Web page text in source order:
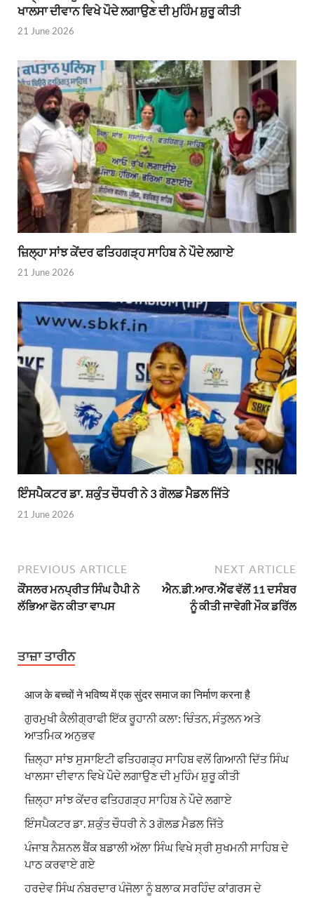
ਖਾਲਸਾ ਦੀਵਾਨ ਵਿਖੇ ਪੌਦੇ ਲਗਾਉਣ ਦੀ ਮੁਹਿੰਮ ਸ਼ੁਰੂ ਕੀਤੀ
21 June 2026
ਜ਼ਿਲ੍ਹਾ ਸਾਂਝ ਕੇਂਦਰ ਫਤਿਹਗੜ੍ਹ ਸਾਹਿਬ ਨੇ ਪੌਦੇ ਲਗਾਏ
21 June 2026
ਇੰਸਪੈਕਟਰ ਡਾ. ਸ਼ਕੁੰਤ ਚੌਧਰੀ ਨੇ 3 ਗੋਲਡ ਮੈਡਲ ਜਿੱਤੇ
21 June 2026
PREVIOUS ARTICLE
ਕੌਂਸਲਰ ਮਨਪ੍ਰੀਤ ਸਿੰਘ ਹੈਪੀ ਨੇ
ਲੱਭਿਆ ਫੋਨ ਕੀਤਾ ਵਾਪਸ
NEXT ARTICLE
ਐਨ.ਡੀ.ਆਰ.ਐੱਫ ਵੱਲੋਂ 11 ਦਸੰਬਰ
ਨੂੰ ਕੀਤੀ ਜਾਵੇਗੀ ਮੌਕ ਡਰਿੱਲ
ਤਾਜ਼ਾ ਤਾਰੀਨ
आज के बच्चों ने भविष्य में एक सुंदर समाज का निर्माण करना है
ਗੁਰਮੁਖੀ ਕੈਲੀਗ੍ਰਾਫੀ ਇੱਕ ਰੂਹਾਨੀ ਕਲਾ: ਚਿੰਤਨ, ਸੰਤੁਲਨ ਅਤੇ
ਆਤਮਿਕ ਅਨੁਭਵ
ਜ਼ਿਲ੍ਹਾ ਸਾਂਝ ਸੁਸਾਇਟੀ ਫਤਿਹਗੜ੍ਹ ਸਾਹਿਬ ਵਲੋਂ ਗਿਆਨੀ ਦਿੱਤ ਸਿੰਘ
ਖਾਲਸਾ ਦੀਵਾਨ ਵਿਖੇ ਪੌਦੇ ਲਗਾਉਣ ਦੀ ਮੁਹਿੰਮ ਸ਼ੁਰੂ ਕੀਤੀ
ਜ਼ਿਲ੍ਹਾ ਸਾਂਝ ਕੇਂਦਰ ਫਤਿਹਗੜ੍ਹ ਸਾਹਿਬ ਨੇ ਪੌਦੇ ਲਗਾਏ
ਇੰਸਪੈਕਟਰ ਡਾ. ਸ਼ਕੁੰਤ ਚੌਧਰੀ ਨੇ 3 ਗੋਲਡ ਮੈਡਲ ਜਿੱਤੇ
ਪੰਜਾਬ ਨੈਸ਼ਨਲ ਬੈਂਕ ਬਡਾਲੀ ਅੱਲਾ ਸਿੰਘ ਵਿਖੇ ਸ੍ਰੀ ਸੁਖਮਨੀ ਸਾਹਿਬ ਦੇ
ਪਾਠ ਕਰਵਾਏ ਗਏ
ਹਰਦੇਵ ਸਿੰਘ ਨੰਬਰਦਾਰ ਪੰਜੋਲਾ ਨੂੰ ਬਲਾਕ ਸਰਹਿੰਦ ਕਾਂਗਰਸ ਦੇ